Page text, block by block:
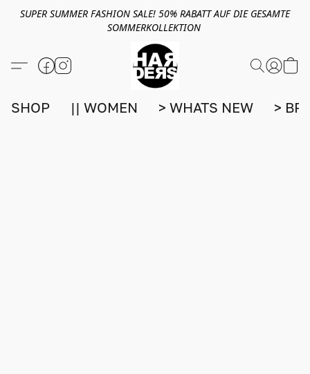
SUPER SUMMER FASHION SALE! 50% RABATT AUF DIE GESAMTE
SOMMERKOLLEKTION
SHOP || WOMEN > WHATS NEW >